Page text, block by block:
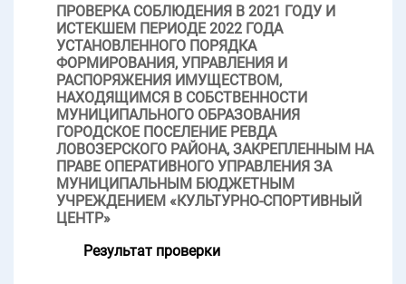
ПРОВЕРКА СОБЛЮДЕНИЯ В 2021 ГОДУ И
ИСТЕКШЕМ ПЕРИОДЕ 2022 ГОДА
УСТАНОВЛЕННОГО ПОРЯДКА
ФОРМИРОВАНИЯ, УПРАВЛЕНИЯ И
РАСПОРЯЖЕНИЯ ИМУЩЕСТВОМ,
НАХОДЯЩИМСЯ В СОБСТВЕННОСТИ
МУНИЦИПАЛЬНОГО ОБРАЗОВАНИЯ
ГОРОДСКОЕ ПОСЕЛЕНИЕ РЕВДА
ЛОВОЗЕРСКОГО РАЙОНА, ЗАКРЕПЛЕННЫМ НА
ПРАВЕ ОПЕРАТИВНОГО УПРАВЛЕНИЯ ЗА
МУНИЦИПАЛЬНЫМ БЮДЖЕТНЫМ
УЧРЕЖДЕНИЕМ «КУЛЬТУРНО-СПОРТИВНЫЙ
ЦЕНТР»
Результат проверки